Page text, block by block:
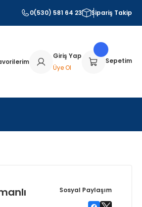
0(530) 581 64 23 Sipariş Takip
Giriş Yap
Üye Ol
Sepetim
Sosyal Paylaşım